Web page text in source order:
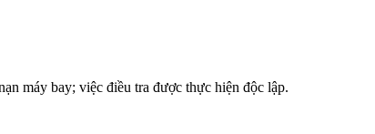
máy bay; việc điều tra được thực hiện độc lập.